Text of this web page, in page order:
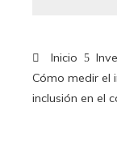
Inicio
Cómo medir el
inclusión en el